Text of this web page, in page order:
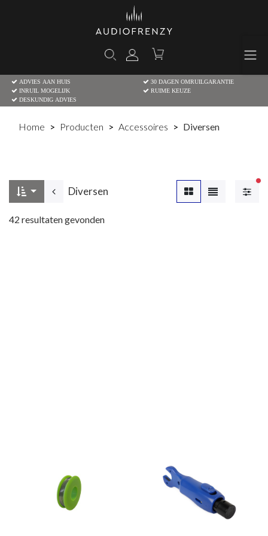
ADVIES AAN HUIS
30 DAGEN OMRUILGARANTIE
INRUIL MOGELIJK
RUIME KEUZE
DESKUNDIG ADVIES
Home Producten Accessoires Diversen
Diversen
42 resultaten gevonden